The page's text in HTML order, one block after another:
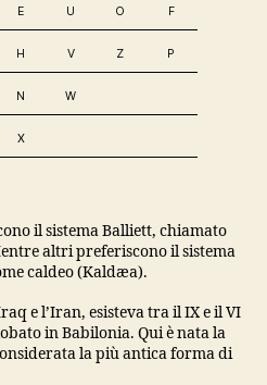
E U O F
H V Z P
N W
X
il sistema Balliett, chiamato
altri preferiscono il sistema
caldeo (Kaldæa).
e l’Iran, esisteva tra il IX e il VI
in Babilonia. Qui è nata la
la più antica forma di